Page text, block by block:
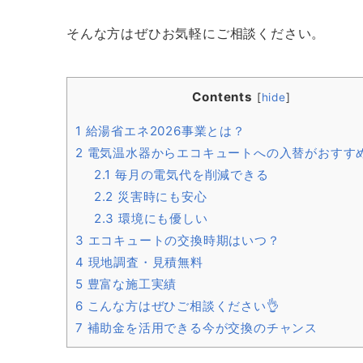
そんな方はぜひお気軽にご相談ください。
Contents [hide]
1 給湯省エネ2026事業とは？
2 電気温水器からエコキュートへの入替がおすす
2.1 毎月の電気代を削減できる
2.2 災害時にも安心
2.3 環境にも優しい
3 エコキュートの交換時期はいつ？
4 現地調査・見積無料
5 豊富な施工実績
6 こんな方はぜひご相談ください👌
7 補助金を活用できる今が交換のチャンス